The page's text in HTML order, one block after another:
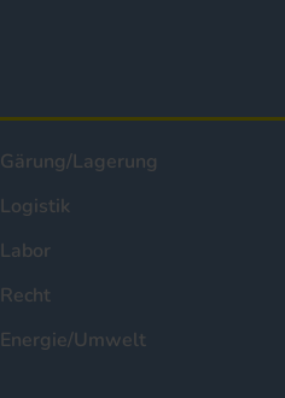
Gärung/Lagerung
Logistik
Labor
Recht
Energie/Umwelt